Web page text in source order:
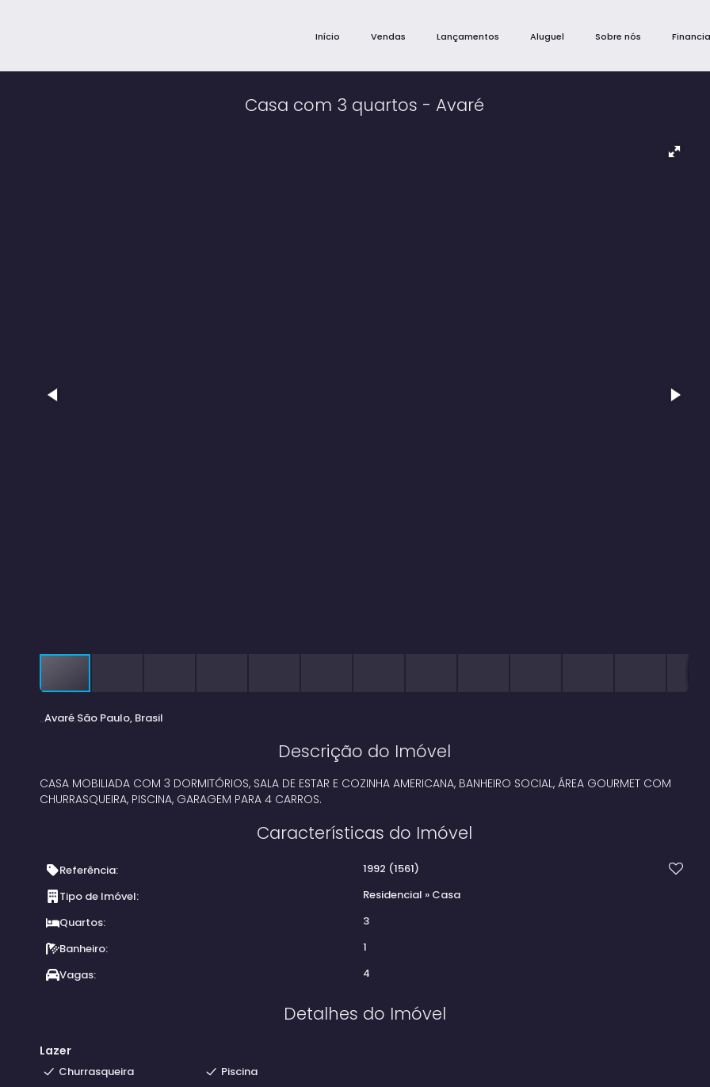
Sobre nós
Aluguel
Lançamentos
Vendas
Início
Casa com 3 quartos - Avaré
Avaré São Paulo, Brasil
Descrição do Imóvel
CASA MOBILIADA COM 3 DORMITÓRIOS, SALA DE ESTAR E COZINHA AMERICANA, BANHEIRO SOCIAL, ÁREA GOURMET COM
CHURRASQUEIRA, PISCINA, GARAGEM PARA 4 CARROS.
Características do Imóvel
Referência: 1992 (1561)
Tipo de Imóvel:
Residencial » Casa
Quartos:
3
Banheiro:
1
Vagas:
4
Detalhes do Imóvel
Lazer
Churrasqueira Piscina